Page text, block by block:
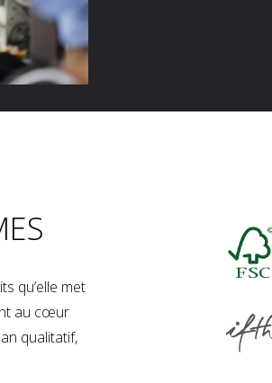
qu’elle met
au cœur
qualitatif,